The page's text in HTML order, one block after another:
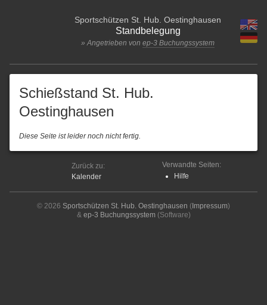
Sportschützen St. Hub. Oestinghausen
Standbelegung
» Angetrieben von ep-3 Buchungssystem
Schießstand St. Hub.
Oestinghausen
Diese Seite ist leider noch nicht fertig.
Zurück zu:
Kalender
Verwandte Seiten:
Hilfe
© 2026 Sportschützen St. Hub. Oestinghausen ( Impressum)
& ep-3 Buchungssystem (Software)